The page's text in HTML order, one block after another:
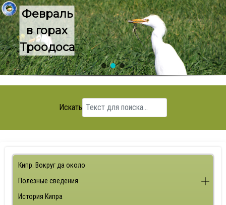
Февраль
в горах
Троодоса
Искать
Кипр. Вокруг да около
Полезные сведения
История Кипра